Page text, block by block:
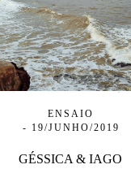
ENSAIO
19/JUNHO/2019
GÉSSICA & IAGO